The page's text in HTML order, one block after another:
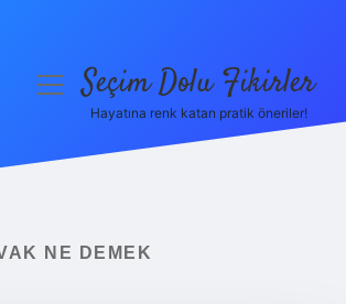
menüyüSeçim Dolu Fikirler
Hayatına renk katan pratik öneriler!
NE DEMEK